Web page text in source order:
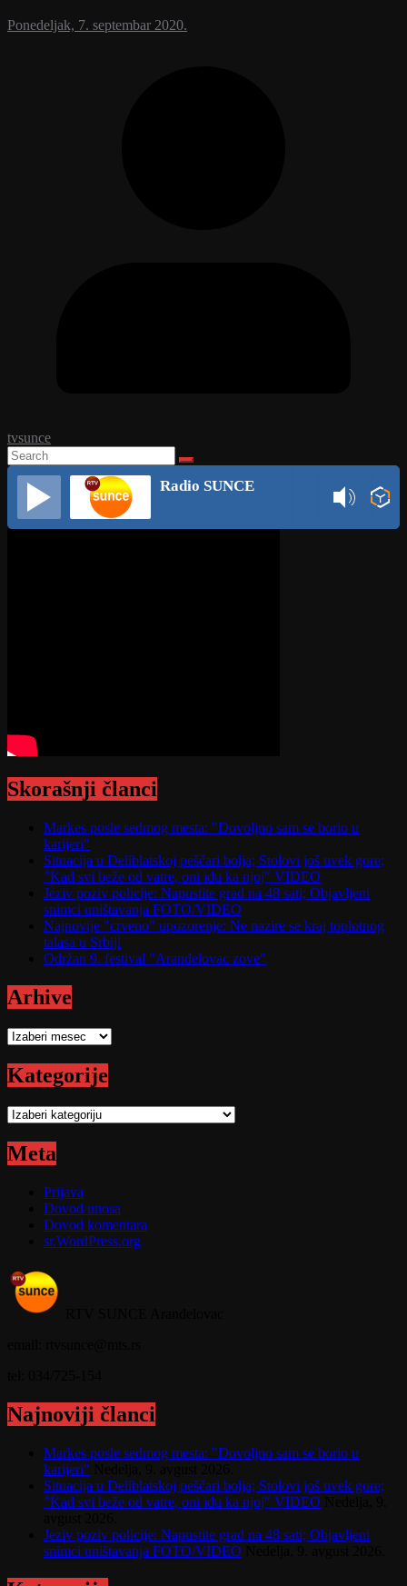
Ponedeljak, 7. septembar 2020.
tvsunce
Radio SUNCE
Skorašnji članci
Markes posle sedmog mesta: "Dovoljno sam se borio u
karijeri"
Situacija u Deliblatskoj peščari bolja; Stolovi još uvek gore;
"Kad svi beže od vatre, oni idu ka njoj" VIDEO
Jeziv poziv policije: Napustite grad na 48 sati; Objavljeni
snimci uništavanja FOTO/VIDEO
Najnovije "crveno" upozorenje: Ne nazire se kraj toplotnog
talasa u Srbiji
Održan 9. festival "Aranđelovac zove"
Arhive
Arhive
Kategorije
Kategorije
Meta
Prijava
Dovod unosa
Dovod komentara
sr.WordPress.org
Najnoviji članci
Markes posle sedmog mesta: "Dovoljno sam se borio u
karijeri"
Situacija u Deliblatskoj peščari bolja; Stolovi još uvek gore;
"Kad svi beže od vatre, oni idu ka njoj" VIDEO
Jeziv poziv policije: Napustite grad na 48 sati; Objavljeni
snimci uništavanja FOTO/VIDEO